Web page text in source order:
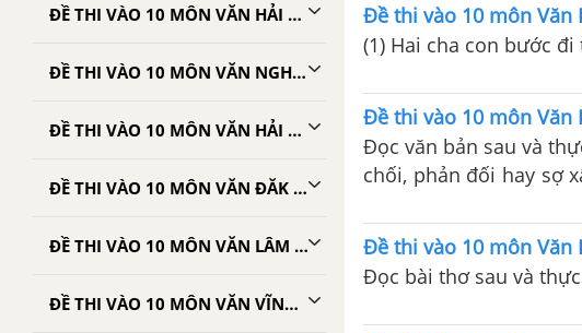
ĐỀ THI VÀO 10 MÔN VĂN HẢI DƯƠNG
ĐỀ THI VÀO 10 MÔN VĂN NGHỆ AN
ĐỀ THI VÀO 10 MÔN VĂN HẢI PHÒNG
ĐỀ THI VÀO 10 MÔN VĂN ĐĂK LĂK
ĐỀ THI VÀO 10 MÔN VĂN LÂM ĐỒNG
ĐỀ THI VÀO 10 MÔN VĂN VĨNH PHÚC
Đề thi vào 10 môn Văn
(1) Hai cha con bước
Đề thi vào 10 môn Văn
Đọc văn bản sau và
chối, phản đối hay sợ
Đề thi vào 10 môn Văn
Đọc bài thơ sau và